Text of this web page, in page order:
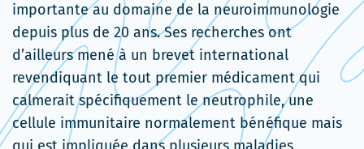
importante au domaine de la neuroimmunologie
depuis plus de 20 ans. Ses recherches ont
d’ailleurs mené à un brevet international
revendiquant le tout premier médicament qui
calmerait spécifiquement le neutrophile, une
cellule immunitaire normalement bénéfique mais